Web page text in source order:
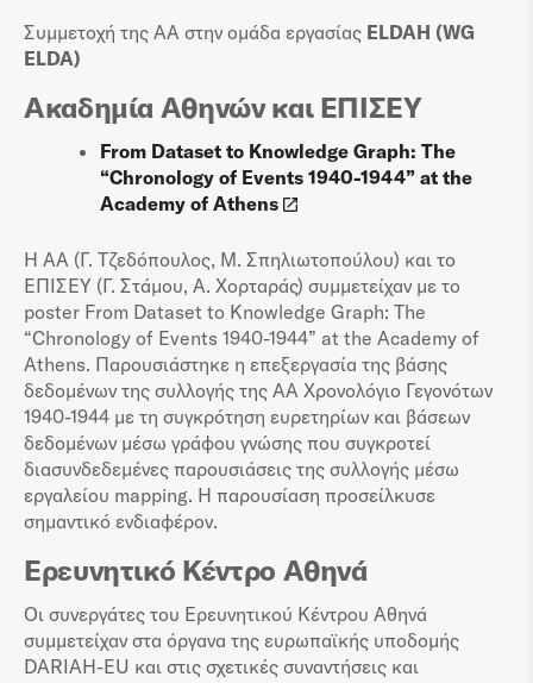
Συμμετοχή της ΑΑ στην ομάδα εργασίας ELDAH (WG
ELDA)
Ακαδημία Αθηνών και ΕΠΙΣΕΥ
From Dataset to Knowledge Graph: The
“Chronology of Events 1940-1944” at the
Academy of Athens
Η ΑΑ (Γ. Τζεδόπουλος, Μ. Σπηλιωτοπούλου) και το
ΕΠΙΣΕΥ (Γ. Στάμου, Α. Χορταράς) συμμετείχαν με το
poster From Dataset to Knowledge Graph: The
“Chronology of Events 1940-1944” at the Academy of
Athens. Παρουσιάστηκε η επεξεργασία της βάσης
δεδομένων της συλλογής της ΑΑ Χρονολόγιο Γεγονότων
1940-1944 με τη συγκρότηση ευρετηρίων και βάσεων
δεδομένων μέσω γράφου γνώσης που συγκροτεί
διασυνδεδεμένες παρουσιάσεις της συλλογής μέσω
εργαλείου mapping. Η παρουσίαση προσείλκυσε
σημαντικό ενδιαφέρον.
Ερευνητικό Κέντρο Αθηνά
Οι συνεργάτες του Ερευνητικού Κέντρου Αθηνά
συμμετείχαν στα όργανα της ευρωπαϊκής υποδομής
DARIAH-EU και στις σχετικές συναντήσεις και